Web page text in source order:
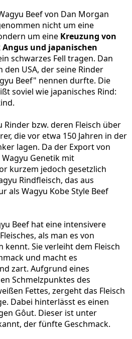
Beef von Dan Morgan
nicht um eine
um eine Kreuzung von
und japanischen
schwarzes Fell tragen. Dan
USA, der seine Rinder
Beef" nennen durfte. Die
soviel wie japanisches Rind:
bzw. deren Fleisch über
die vor etwa 150 Jahren in der
lagen. Da der Export von
Genetik mit
kurzem jedoch gesetzlich
Rindfleisch, das aus
als Wagyu Kobe Style Beef
Beef hat eine intensivere
als man es von
Sie verleiht dem Fleisch
und macht es
zart. Aufgrund eines
Schmelzpunktes des
Fettes, zergeht das Fleisch
Dabei hinterlässt es einen
Gôut. Dieser ist unter
der fünfte Geschmack.